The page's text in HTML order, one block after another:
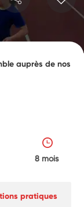
auprès de nos
8 mois
pratiques